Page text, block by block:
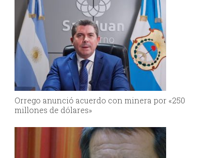
Orrego anunció acuerdo con minera por «250
millones de dólares»